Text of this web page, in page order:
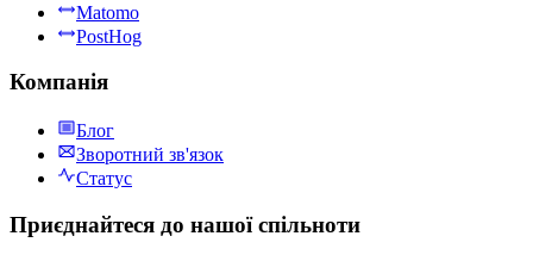
Matomo
PostHog
Компанія
Блог
Зворотний зв'язок
Статус
Приєднайтеся до нашої спільноти